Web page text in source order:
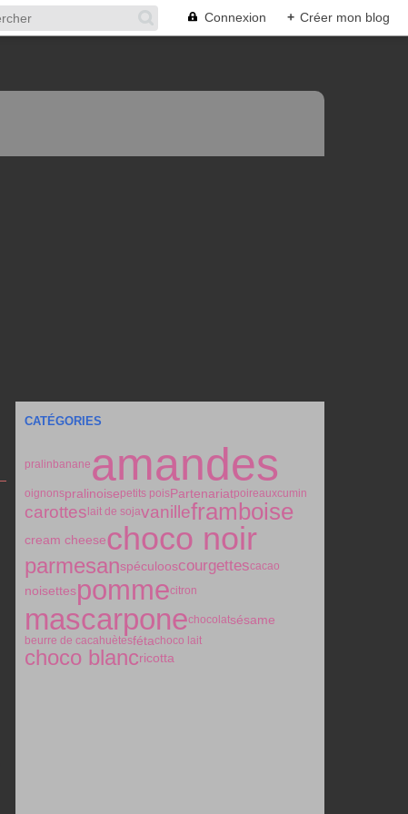
Connexion + Créer mon blog
CATÉGORIES
pralin banane amandes
oignonspralinoisepetits poisPartenariatpoireauxcumin
carottes lait de sojavanilleframboise
cream cheesechoco noir
parmesanspéculooscourgettescacao
noisettespommecitron
mascarponechocolatsésame
beurre de cacahuètesfétachoco lait
choco blancricotta